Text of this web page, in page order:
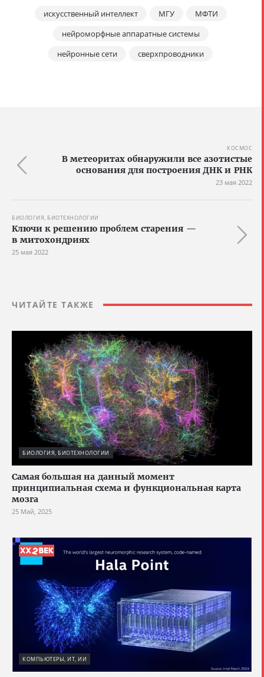
искусственный интеллект МГУ
МФТИ
нейроморфные аппаратные системы
нейронные сети
сверхпроводники
КОСМОС
В метеоритах обнаружили все азотистые
основания для построения ДНК и РНК
23 мая 2022
БИОЛОГИЯ, БИОТЕХНОЛОГИИ
Ключи к решению проблем старения —
в митохондриях
25 мая 2022
ЧИТАЙТЕ ТАКЖЕ
БИОЛОГИЯ, БИОТЕХНОЛОГИИ
Cамая большая на данный момент
принципиальная схема и функциональная карта
мозга
25 Май, 2025
КОМПЬЮТЕРЫ, ИТ, ИИ